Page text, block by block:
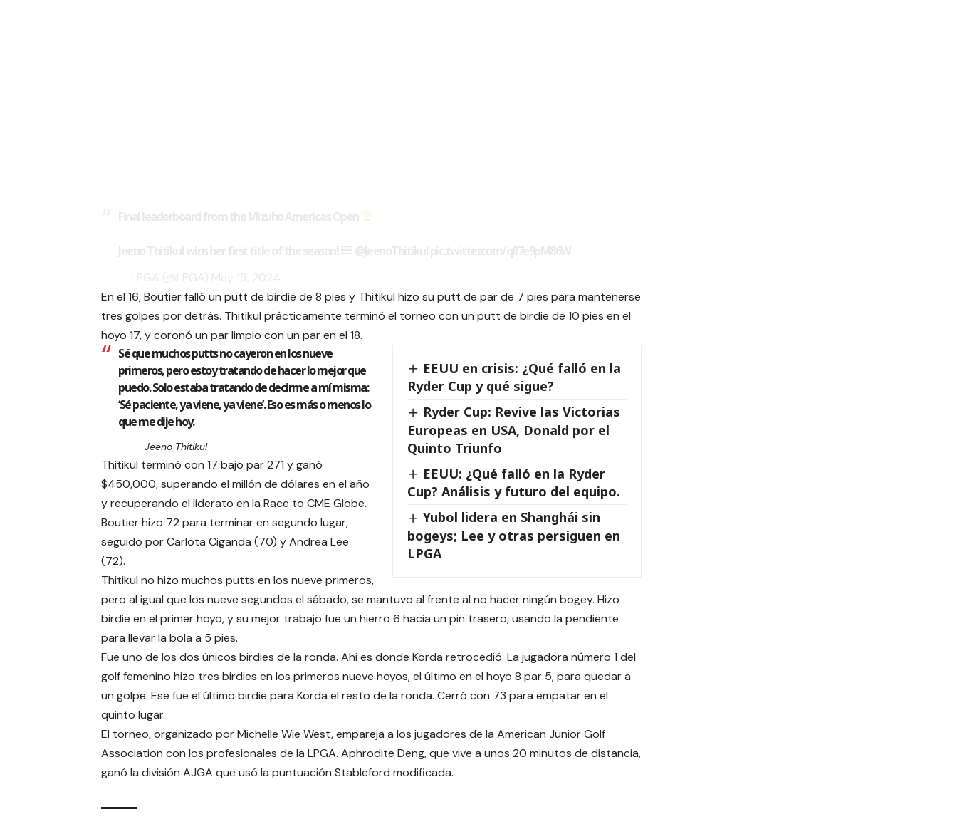
En el 16, Boutier falló un putt de birdie de 8 pies y Thitikul hizo su putt de par de 7 pies para mantenerse
tres golpes por detrás. Thitikul prácticamente terminó el torneo con un putt de birdie de 10 pies en el
hoyo 17, y coronó un par limpio con un par en el 18.
EEUU en crisis: ¿Qué falló en la
Ryder Cup y qué sigue?
Ryder Cup: Revive las Victorias
Europeas en USA, Donald por el
Quinto Triunfo
EEUU: ¿Qué falló en la Ryder
Cup? Análisis y futuro del equipo.
Yubol lidera en Shanghái sin
bogeys; Lee y otras persiguen en
LPGA
Sé que muchos putts no cayeron en los nueve
primeros, pero estoy tratando de hacer lo mejor que
puedo. Solo estaba tratando de decirme a mí misma:
‘Sé paciente, ya viene, ya viene’. Eso es más o menos lo
que me dije hoy.
Jeeno Thitikul
Thitikul terminó con 17 bajo par 271 y ganó
$450,000, superando el millón de dólares en el año
y recuperando el liderato en la Race to CME Globe.
Boutier hizo 72 para terminar en segundo lugar,
seguido por Carlota Ciganda (70) y Andrea Lee
(72).
Thitikul no hizo muchos putts en los nueve primeros,
pero al igual que los nueve segundos el sábado, se mantuvo al frente al no hacer ningún bogey. Hizo
birdie en el primer hoyo, y su mejor trabajo fue un hierro 6 hacia un pin trasero, usando la pendiente
para llevar la bola a 5 pies.
Fue uno de los dos únicos birdies de la ronda. Ahí es donde Korda retrocedió. La jugadora número 1 del
golf femenino hizo tres birdies en los primeros nueve hoyos, el último en el hoyo 8 par 5, para quedar a
un golpe. Ese fue el último birdie para Korda el resto de la ronda. Cerró con 73 para empatar en el
quinto lugar.
El torneo, organizado por Michelle Wie West, empareja a los jugadores de la American Junior Golf
Association con los profesionales de la LPGA. Aphrodite Deng, que vive a unos 20 minutos de distancia,
ganó la división AJGA que usó la puntuación Stableford modificada.